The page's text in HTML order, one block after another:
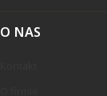
Linki w
O NAS